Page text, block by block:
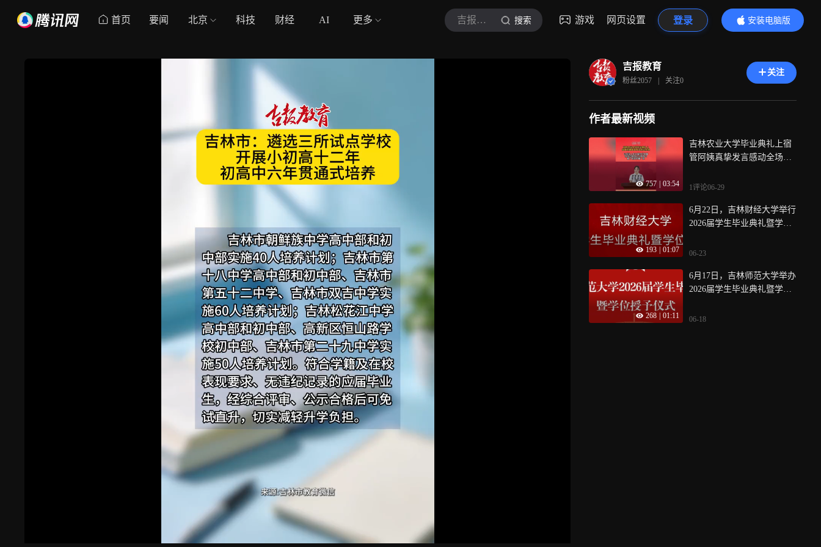
首页 要闻 北京 科技 财经 AI 更多 吉报教育 搜索 游戏 网页设置 登录
安装电脑版
内容更精彩
吉报教育
粉丝2057 | 关注0
关注
作者最新视频
757 03:54
吉林农业大学毕业典礼上宿
管阿姨真挚发言感动全场：
你们可得自己心疼自己，累
1评论06-29
193 01:07
6月22日，吉林财经大学举行
2026届学生毕业典礼暨学位
06-23
268 01:11
6月17日，吉林师范大学举办
2026届学生毕业典礼暨学位
06-18